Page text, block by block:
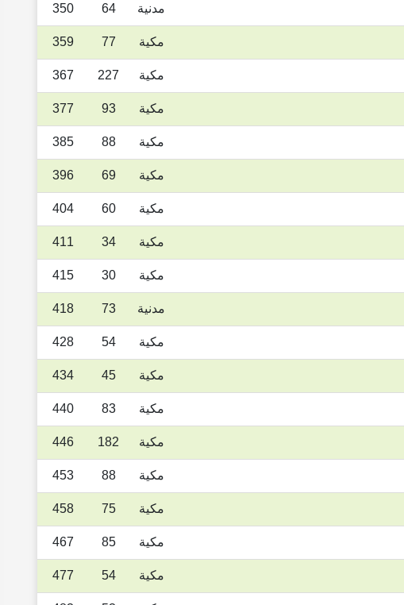
مدنية 64
350
مكية 77
359
مكية 227
367
مكية 93
377
مكية 88
385
مكية 69
396
مكية 60
404
مكية 34
411
مكية 30
415
مدنية 73
418
مكية 54
428
مكية 45
434
مكية 83
440
مكية 182
446
مكية 88
453
مكية 75
458
مكية 85
467
مكية 54
477